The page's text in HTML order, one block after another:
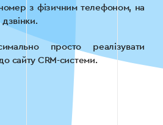
з фізичним телефоном, на
просто реалізувати
сайту CRM-системи.